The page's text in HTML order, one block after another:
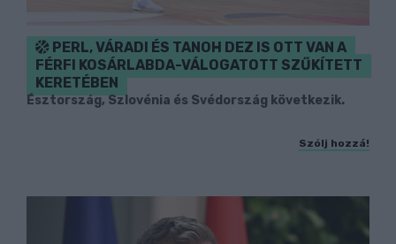
PERL, VÁRADI ÉS TANOH DEZ IS OTT VAN A
FÉRFI KOSÁRLABDA-VÁLOGATOTT SZŰKÍTETT
KERETÉBEN
Észtország, Szlovénia és Svédország következik.
Szólj hozzá!